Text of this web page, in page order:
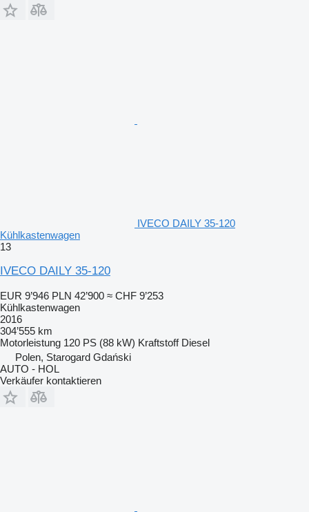
IVECO DAILY 35-120
Kühlkastenwagen
13
IVECO DAILY 35-120
EUR 9’946 PLN 42’900 ≈ CHF 9’253
Kühlkastenwagen
2016
304’555 km
Motorleistung 120 PS (88 kW) Kraftstoff Diesel
Polen, Starogard Gdański
AUTO - HOL
Verkäufer kontaktieren